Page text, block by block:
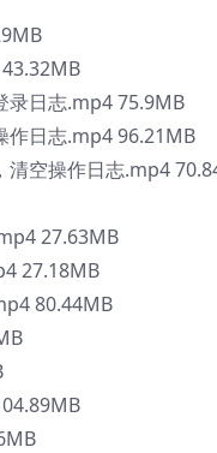
录日志.mp4 75.9MB
作日志.mp4 96.21MB
清空操作日志.mp4
27.63MB
27.18MB
80.44MB